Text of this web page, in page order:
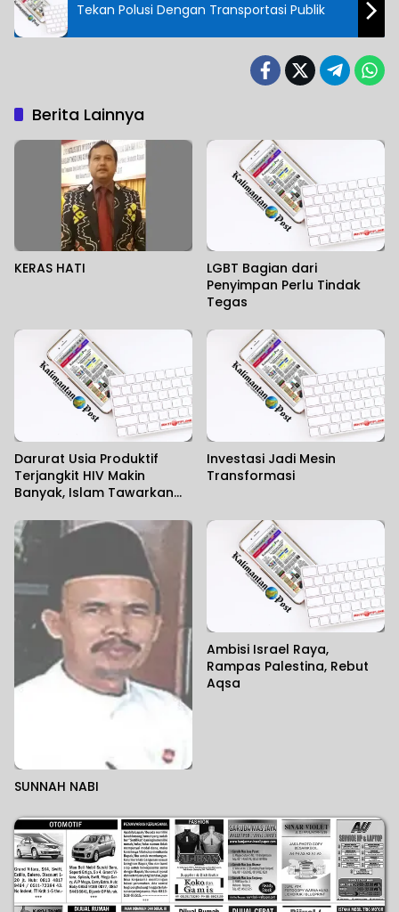
Tekan Polusi Dengan Transportasi Publik
Berita Lainnya
KERAS HATI
LGBT Bagian dari
Penyimpan Perlu Tindak
Tegas
Darurat Usia Produktif
Terjangkit HIV Makin
Banyak, Islam Tawarkan
Investasi Jadi Mesin
Transformasi
SUNNAH NABI
Ambisi Israel Raya,
Rampas Palestina, Rebut
Aqsa